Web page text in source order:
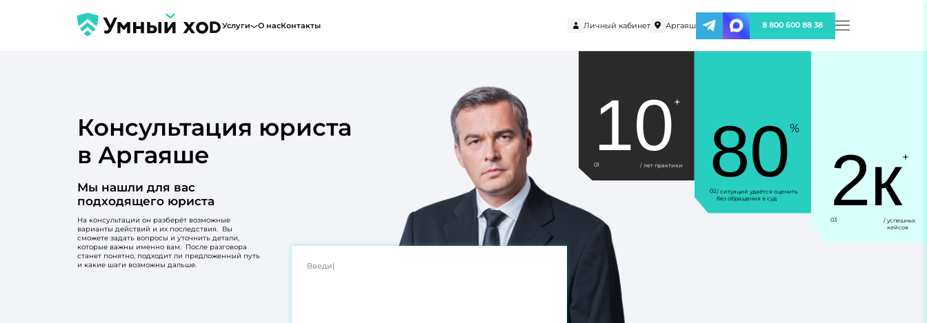
Услуги О насКонтакты Личный кабинет Аргаяш 8 800 600 88 38
Консультация юриста
в Аргаяше
Мы нашли для вас
подходящего юриста
На консультации он разберёт возможные
варианты действий и их последствия. Вы
сможете задать вопросы и уточнить детали,
которые важны именно вам. После разговора
станет понятно, подходит ли предложенный путь
и какие шаги возможны дальше.
10 +
01 / лет практики 80%
02/ ситуаций удаётся оценить
без обращения в суд
2к+
03
/ успешных
кейсов